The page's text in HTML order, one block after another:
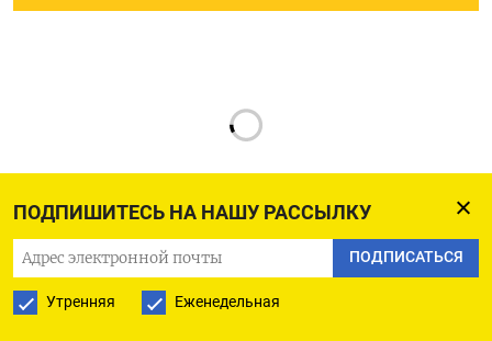
ПОДПИШИТЕСЬ НА НАШУ РАССЫЛКУ
ПОДПИСАТЬСЯ
Утренняя Еженедельная
РУССКАЯ СЛУЖБА
ПОДПИШИТЕСЬ НА НАШУ РАССЫЛКУ